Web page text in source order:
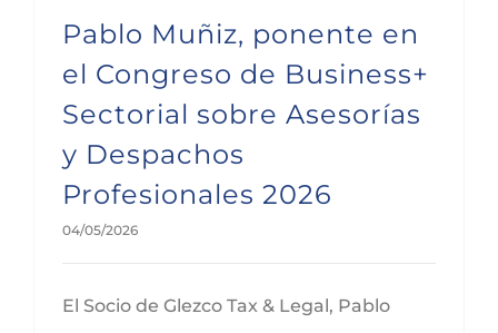
Pablo Muñiz, ponente en
el Congreso de Business+
Sectorial sobre Asesorías
y Despachos
Profesionales 2026
04/05/2026
El Socio de Glezco Tax & Legal, Pablo